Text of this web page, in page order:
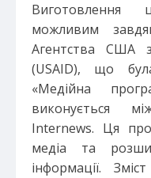
Виготовлення
можливим
Агентства США
(USAID), що
«Медійна
виконується
Internews. Ця
медіа та
інформації.